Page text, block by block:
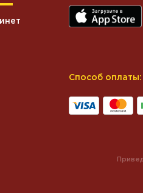
Способ оплаты: